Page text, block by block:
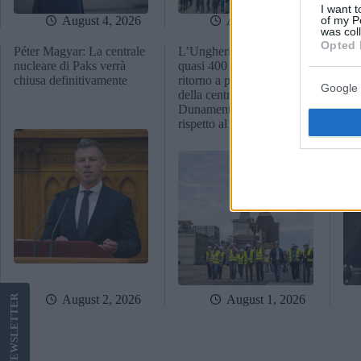
I want
of my
was
Opted
Google
August 4, 2026 August 4, 2026
Péter Magyar: La centrale
nucleare di Paks verrà
chiusa definitivamente
August 2, 2026
L’Ungheria recupera
quasi 400 MW grazie al
ritorno a piena capacità
della centrale elettrica di
Dunamenti, in anticipo
rispetto al previsto!
August 1, 2026
NEWS
LETTER